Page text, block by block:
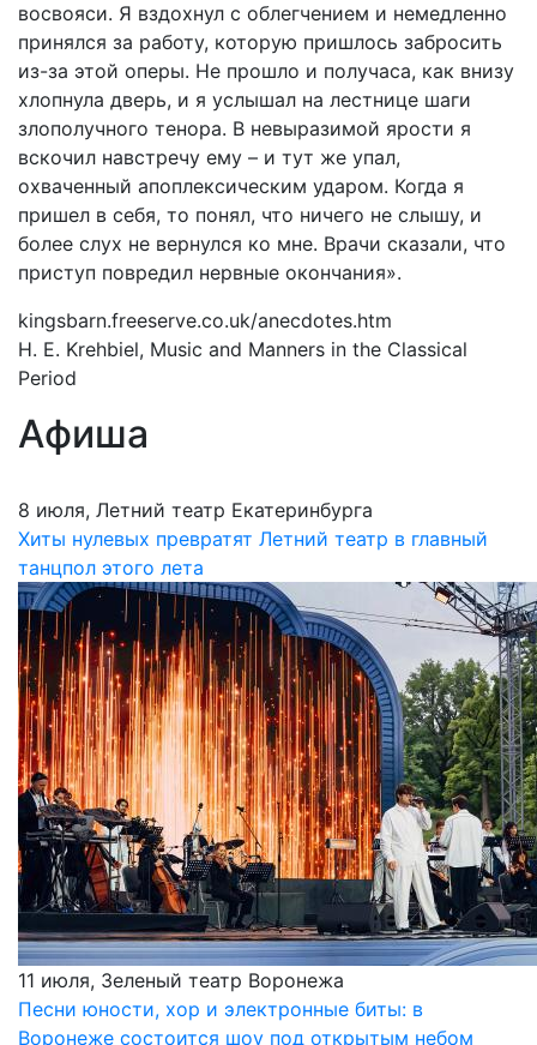
восвояси. Я вздохнул с облегчением и немедленно
принялся за работу, которую пришлось забросить
из-за этой оперы. Не прошло и получаса, как внизу
хлопнула дверь, и я услышал на лестнице шаги
злополучного тенора. В невыразимой ярости я
вскочил навстречу ему – и тут же упал,
охваченный апоплексическим ударом. Когда я
пришел в себя, то понял, что ничего не слышу, и
более слух не вернулся ко мне. Врачи сказали, что
приступ повредил нервные окончания».
kingsbarn.freeserve.co.uk/anecdotes.htm
H. E. Krehbiel, Music and Manners in the Classical
Period
Афиша
8 июля, Летний театр Екатеринбурга
Хиты нулевых превратят Летний театр в главный
танцпол этого лета
11 июля, Зеленый театр Воронежа
Песни юности, хор и электронные биты: в
Воронеже состоится шоу под открытым небом